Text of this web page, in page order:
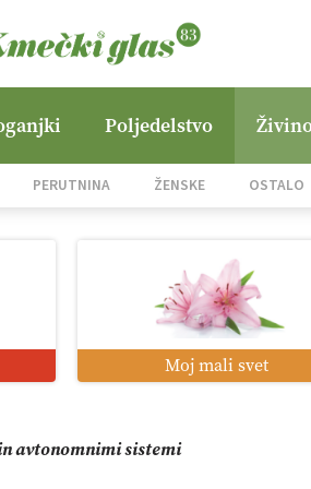
Poljedelstvo
PERUTNINA ŽENSKE OSTALO
Moj mali svet
korita
avtonomnimi sistemi
požaru